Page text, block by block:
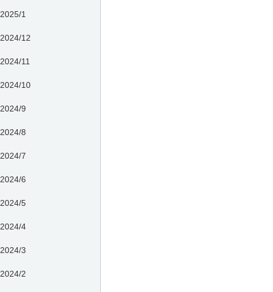
2025/1
2024/12
2024/11
2024/10
2024/9
2024/8
2024/7
2024/6
2024/5
2024/4
2024/3
2024/2